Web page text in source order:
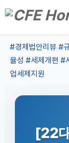
#경제법안리뷰 #
율성 #세제개편 #
업세제지원
[22